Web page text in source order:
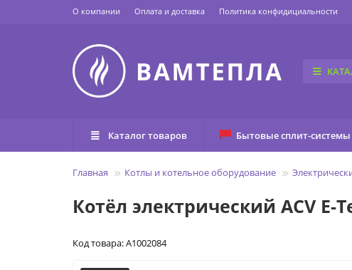
О компании Оплата и доставка Политика конфидициальности
Каталог товаров Бытовые сплит-системы
Главная Котлы и котельное оборудование
Котёл электрический ACV E-
Код товара: A1002084